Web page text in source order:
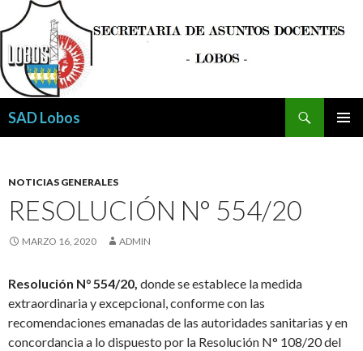
SAD Lobos
NOTICIAS GENERALES
RESOLUCIÓN N° 554/20
MARZO 16, 2020 ADMIN
Resolución N° 554/20, donde se establece la medida
extraordinaria y excepcional, conforme con las
recomendaciones emanadas de las autoridades sanitarias y en
concordancia a lo dispuesto por la Resolución N° 108/20 del